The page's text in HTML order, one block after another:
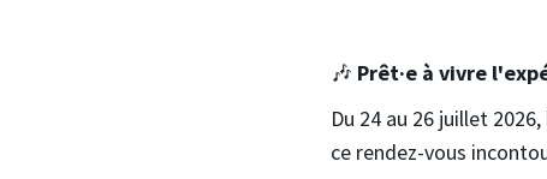
🎶 Prêt·e à vivre
Du 24 au 26 juillet
ce rendez-vous